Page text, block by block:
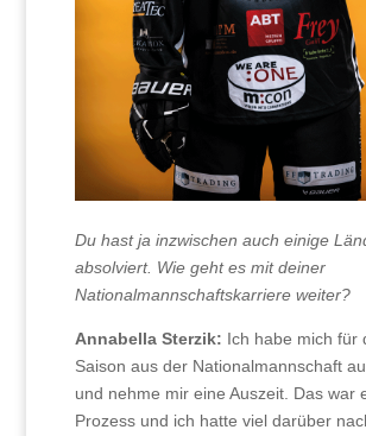
Du hast ja inzwischen auch einige
absolviert. Wie geht es mit deiner
Nationalmannschaftskarriere weiter?
Annabella Sterzik: Ich habe mich für
Saison aus der Nationalmannschaft
und nehme mir eine Auszeit. Das war
Prozess und ich hatte viel darüber